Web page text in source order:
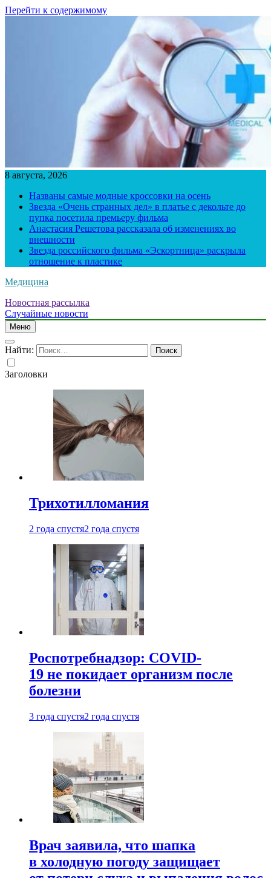
Перейти к содержимому
8 августа, 2026
Названы самые модные кроссовки на осень
Звезда «Очень странных дел» в платье с декольте до
пупка посетила премьеру фильма
Анастасия Решетова рассказала об изменениях во
внешности
Звезда российского фильма «Эскортница» раскрыла
отношение к пластике
Медицина
Новостная рассылка
Случайные новости
Меню
Найти:
Заголовки
Трихотилломания
2 года спустя2 года спустя
Роспотребнадзор: COVID-
19 не покидает организм после
болезни
3 года спустя2 года спустя
Врач заявила, что шапка
в холодную погоду защищает